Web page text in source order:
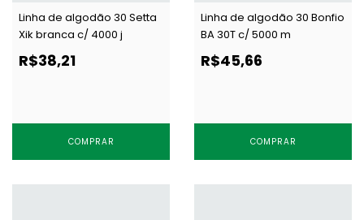
Linha de algodão 30 Setta
Xik branca c/ 4000 j
R$38,21
COMPRAR
Linha de algodão 30 Bonfio
BA 30T c/ 5000 m
R$45,66
COMPRAR